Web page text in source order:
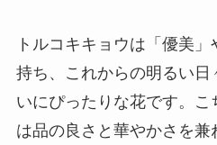
トルコキキョウは「優美
持ち、これからの明るい
いにぴったりな花です。こ
は品の良さと華やかさを兼